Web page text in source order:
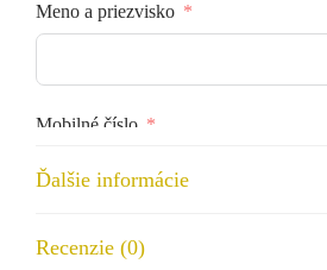
Meno a priezvisko
Mobilné číslo
Email
Ďalšie informácie
Recenzie (0)